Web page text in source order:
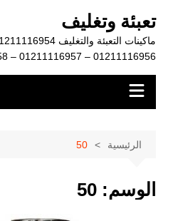
المحتوى
تعبئة وتغليف
01211116956 – 01211116957 – 01211116958
الرئيسية 50
الوسم: 50